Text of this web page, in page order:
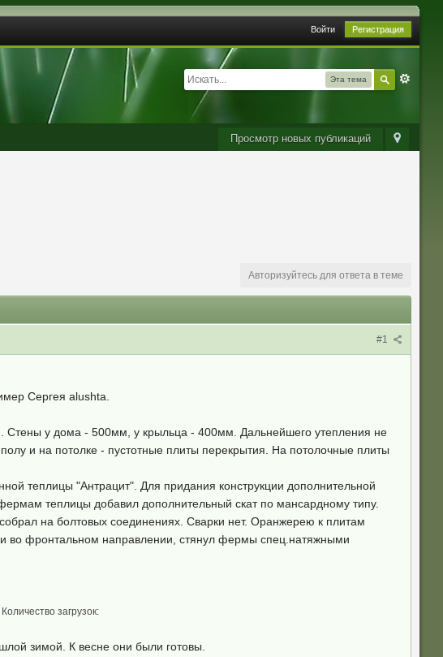
Войти Регистрация
Эта тема
Просмотр новых публикаций
Авторизуйтесь для ответа в теме
#1
Сергея alushta.
Стены у дома - 500мм, у крыльца - 400мм. Дальнейшего утепления не
и на потолке - пустотные плиты перекрытия. На потолочные плиты
теплицы "Антрацит". Для придания конструкции дополнительной
теплицы добавил дополнительный скат по мансардному типу.
на болтовых соединениях. Сварки нет. Оранжерею к плитам
во фронтальном направлении, стянул фермы спец.натяжными
загрузок:
зимой. К весне они были готовы.